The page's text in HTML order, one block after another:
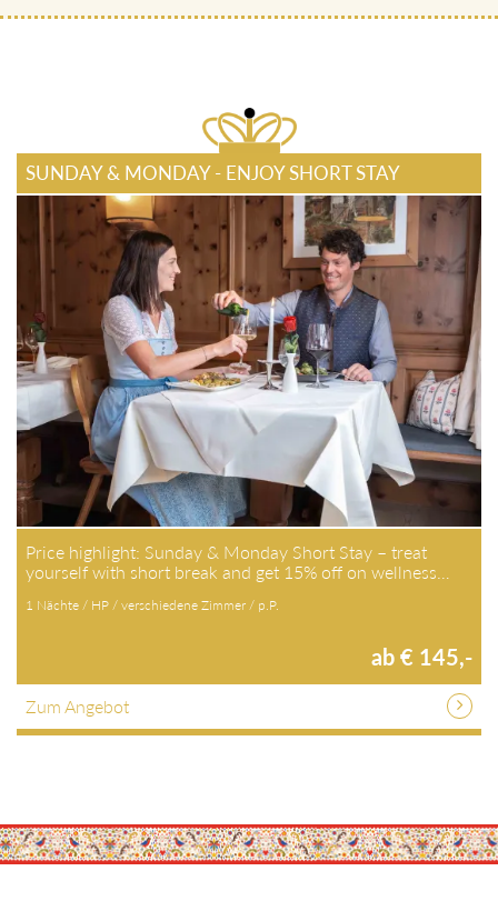
SUNDAY & MONDAY - ENJOY SHORT STAY
Price highlight: Sunday & Monday Short Stay – treat
yourself with short break and get 15% off on wellness…
ab € 145,-
Zum Angebot